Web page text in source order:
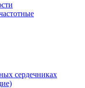
сердечниках